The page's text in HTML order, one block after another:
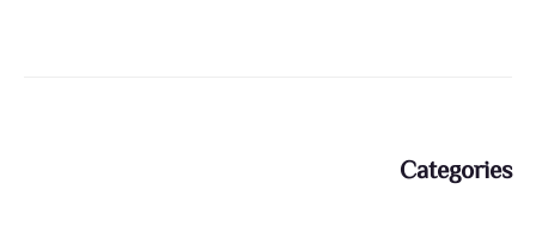
Categories